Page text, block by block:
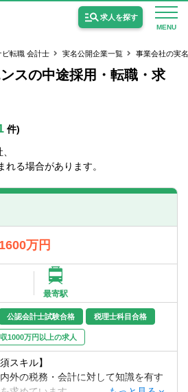
MENU
求人を探す
個別転職相談会・セミナー
転職お役立ち情報
ご利用ガイド
非公開求人とは？
転職 会計士 実名公開企業一覧 事業会社の実
スの中途採用・転職・求
件)
る場合があります。
万円
最寄駅
公認会計士試験合格 税理士科目合格
1000万円以上の求人
須スキル】
内外の税務・会計に対して知識を有す